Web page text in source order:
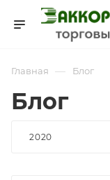
Главная — Блог
Блог
2020